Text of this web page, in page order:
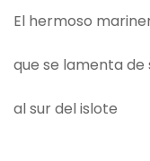
El hermoso
que se lamenta de
al sur del islote